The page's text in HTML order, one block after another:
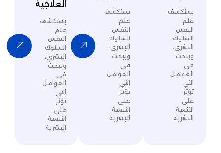
يستكشف
علم
النفس
السلوك
البشري،
ويبحث
في
العوامل
التي
تؤثر
على
التنمية
البشرية
يستكشف
علم
النفس
السلوك
البشري،
ويبحث
في
العوامل
التي
تؤثر
على
التنمية